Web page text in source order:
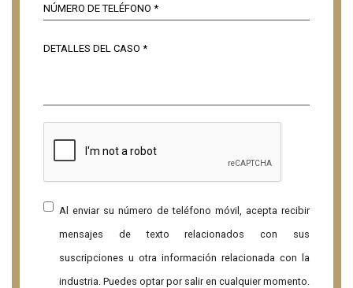
Al enviar su número de teléfono móvil, acepta recibir
mensajes de texto relacionados con sus
suscripciones u otra información relacionada con la
industria. Puedes optar por salir en cualquier momento.